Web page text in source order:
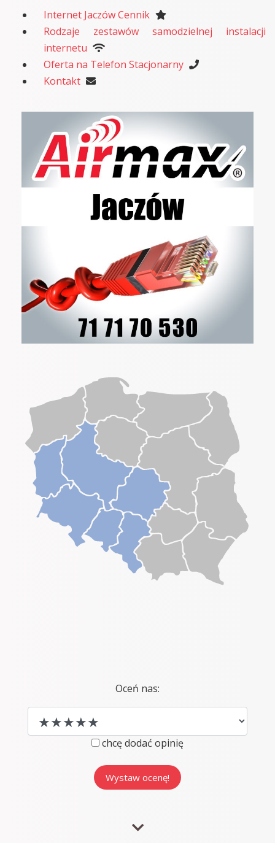
Internet Jaczów Cennik
Rodzaje zestawów samodzielnej instalacji
internetu
Oferta na Telefon Stacjonarny
Kontakt
Oceń nas:
chcę dodać opinię